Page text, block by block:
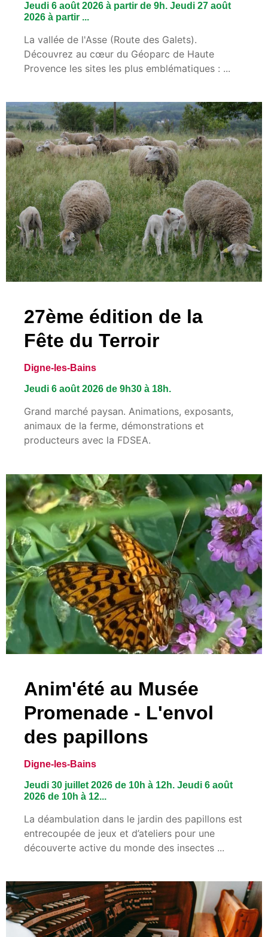
Jeudi 6 août 2026 à partir de 9h. Jeudi 27 août
2026 à partir ...
La vallée de l'Asse (Route des Galets).
Découvrez au cœur du Géoparc de Haute
Provence les sites les plus emblématiques : ...
27ème édition de la
Fête du Terroir
Digne-les-Bains
Jeudi 6 août 2026 de 9h30 à 18h.
Grand marché paysan. Animations, exposants,
animaux de la ferme, démonstrations et
producteurs avec la FDSEA.
Anim'été au Musée
Promenade - L'envol
des papillons
Digne-les-Bains
Jeudi 30 juillet 2026 de 10h à 12h. Jeudi 6 août
2026 de 10h à 12...
La déambulation dans le jardin des papillons est
entrecoupée de jeux et d’ateliers pour une
découverte active du monde des insectes ...